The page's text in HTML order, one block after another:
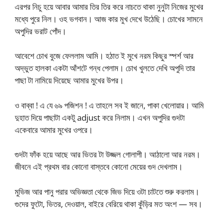
এরপর নিচু হয়ে আবার আমার তির তির করে নাচতে থাকা নুনুটা নিজের মুখের
মধ্যে পুরে নিল। ওহ ভগবান। আজ কার মুখ দেখে উঠেছি। চোখের সামনে
অপুদির ভরাট পোঁদ।
আবেশে চোখ বুজে ফেললাম আমি। হঠাত ই মুখে নরম কিছুর স্পর্শ আর
অদ্ভুত হালকা একটা আঁশটে গন্ধ পেলাম। চোখ খুলতে দেখি অপুদি তার
পাছা টা নামিয়ে দিয়েছে আমার মুখের উপর।
ও বাব্বা ! এ যে ৬৯ পজিশন ! এ তাহলে সব ই জানে, পাকা খেলোয়ার। আমি
দুহাত দিয়ে পাছাটা একটু adjust করে নিলাম। এখন অপুদির গুদটা
একেবারে আমার মুখের ওপরে।
গুদটা ফাঁক হয়ে আছে আর ভিতর টা উজ্জল গোলাপী। আঠালো আর নরম।
জীবনে এই প্রথম বার কোনো বাস্তবে কোনো মেয়ের গুদ দেখলাম।
মুভিজ আর পানু পরার অভিজ্ঞতা থেকে জিভ দিয়ে ওটা চাটতে শুরু করলাম।
গুদের ফুটো, ভিতর, দেওয়াল, বাইরে বেরিয়ে থাকা কুঁড়ির মত অংশ — সব।